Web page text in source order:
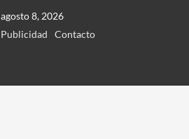
agosto 8, 2026
Publicidad
Contacto